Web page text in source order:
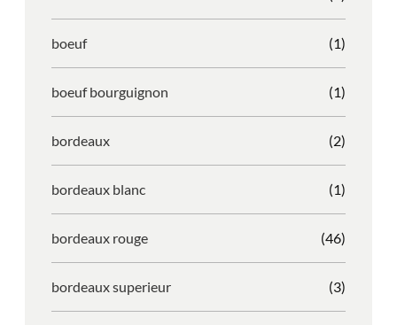
boeuf (1)
boeuf bourguignon (1)
bordeaux (2)
bordeaux blanc (1)
bordeaux rouge (46)
bordeaux superieur (3)